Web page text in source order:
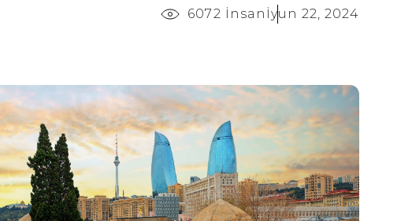
6072 İnsan İyun 22, 2024